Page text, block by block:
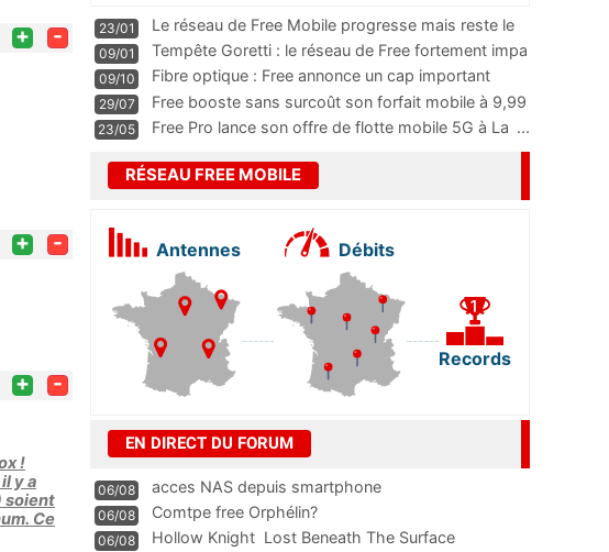
+ -
+ -
+ -
!
y a
soient
Ce
23/01
Le réseau de Free Mobile progresse mais reste le
m
...
09/01
Tempête Goretti : le réseau de Free fortement impa
09/10
Fibre optique : Free annonce un cap important
pass
...
29/07
Free booste sans surcoût son forfait mobile à 9,99
23/05 Free Pro lance son offre de flotte mobile 5G à La ...
RÉSEAU FREE MOBILE
Antennes Débits
Records
EN DIRECT DU FORUM
06/08 acces NAS depuis smartphone
06/08 Comtpe free Orphélin?
06/08 Hollow Knight  Lost Beneath The Surface